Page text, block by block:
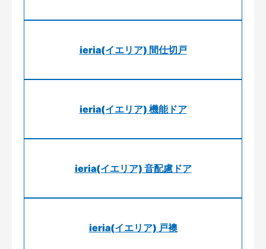
ieria(イエリア) 間仕切戸
ieria(イエリア) 機能ドア
ieria(イエリア) 音配慮ドア
ieria(イエリア) 戸襖